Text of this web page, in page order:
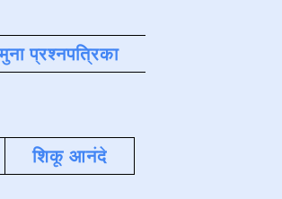
प्रश्नपत्रिका
शिकू आनंदे